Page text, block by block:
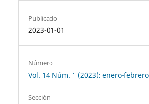
Publicado
2023-01-01
Número
Vol. 14 Núm. 1 (2023): enero-febrero
Sección